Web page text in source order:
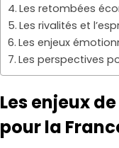
Les retombées
Les rivalités et
Les enjeux
Les perspectives
Les enjeux
pour la